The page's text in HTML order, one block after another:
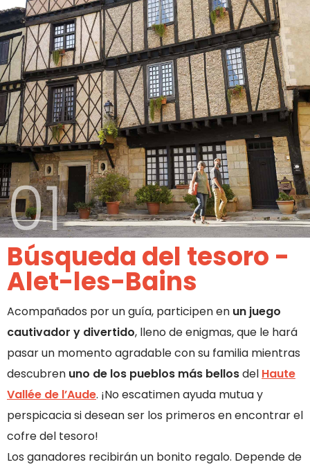
01
Búsqueda del tesoro -
Alet-les-Bains
Acompañados por un guía, participen en un juego
cautivador y divertido, lleno de enigmas, que le hará
pasar un momento agradable con su familia mientras
descubren uno de los pueblos más bellosdel Haute
Vallée de l’Aude. ¡No escatimen ayuda mutua y
perspicacia si desean ser los primeros en encontrar el
cofre del tesoro!
Los ganadores recibirán un bonito regalo. Depende de